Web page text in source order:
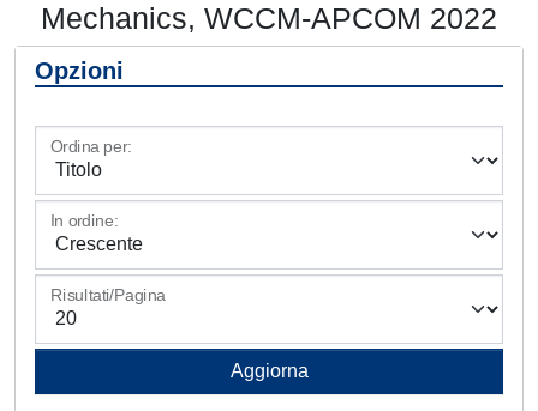
Mechanics, WCCM-APCOM 2022
Opzioni
Ordina per:
In ordine:
Risultati/Pagina